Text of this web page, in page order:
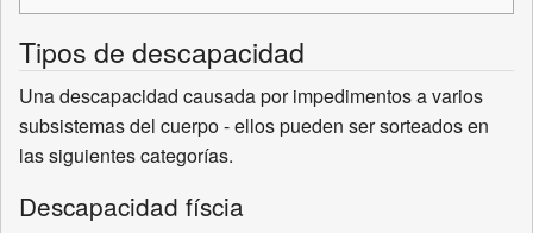
Tipos de descapacidad
Una descapacidad causada por impedimentos a varios
subsistemas del cuerpo - ellos pueden ser sorteados en
las siguientes categorías.
Descapacidad físcia